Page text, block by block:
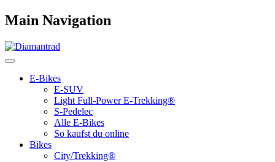
Main Navigation
E-Bikes
E-SUV
Light Full-Power E-Trekking®
S-Pedelec
Alle E-Bikes
So kaufst du online
Bikes
City/Trekking®